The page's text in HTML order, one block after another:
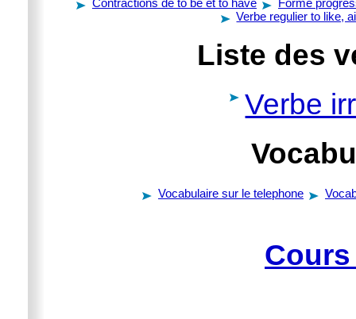
Contractions de to be et to have
Forme
Verbe regulier to like,
Liste des
Verbe
Vocabulaire sur le telephone